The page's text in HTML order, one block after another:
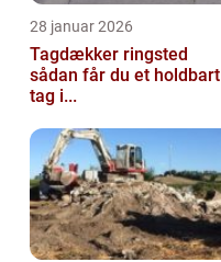
28 januar 2026
Tagdækker ringsted
sådan får du et holdbart
tag i...